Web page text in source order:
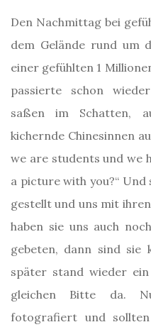
Den Nachmittag bei
dem Gelände rund um
einer gefühlten 1
passierte schon
saßen im Schatten,
kichernde Chinesinnen
we are students und we
a picture with you?“ Und
gestellt und uns mit
haben sie uns auch
gebeten, dann sind sie
später stand wieder
gleichen Bitte da.
fotografiert und